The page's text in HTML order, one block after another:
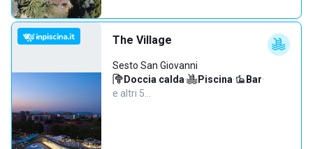
The Village
Sesto San Giovanni
Doccia calda· Piscina· Bar·
e altri 5…